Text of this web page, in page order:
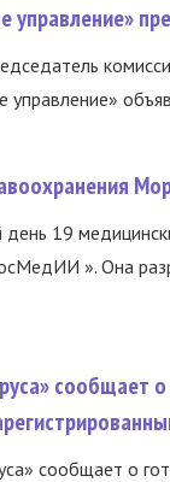
управление»
управление»
день 19
». Она
сообщает о
сообщает о